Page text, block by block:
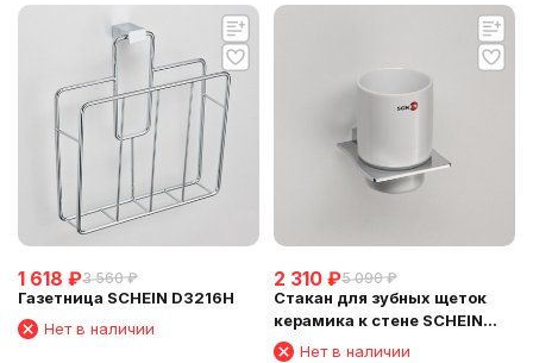
1 618 ₽3 560 ₽
Газетница SCHEIN D3216H
Нет в наличии
2 310 ₽5 090 ₽
Стакан для зубных щеток
керамика к стене SCHEIN
(323C)Нет в наличии